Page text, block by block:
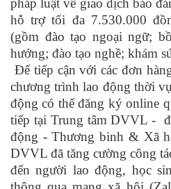
pháp luật về giao dịch bảo
hỗ trợ tối đa 7.530.000
(gồm đào tạo ngoại ngữ;
hướng; đào tạo nghề; khám
Để tiếp cận với các đơn
chương trình lao động thời
động có thể đăng ký online
tiếp tại Trung tâm DVVL -
động - Thương binh & Xã
DVVL đã tăng cường công
đến người lao động, học